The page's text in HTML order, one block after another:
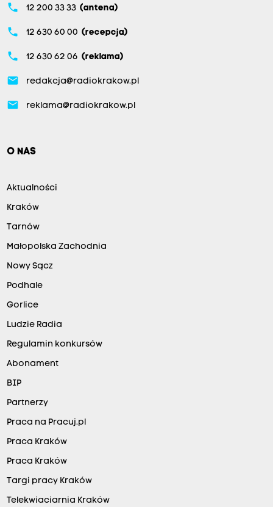
phone 12 200 33 33 (antena)
phone 12 630 60 00 (recepcja)
phone 12 630 62 06 (reklama)
email redakcja@radiokrakow.pl
email reklama@radiokrakow.pl
O NAS
Aktualności
Kraków
Tarnów
Małopolska Zachodnia
Nowy Sącz
Podhale
Gorlice
Ludzie Radia
Regulamin konkursów
Abonament
BIP
Partnerzy
Praca na Pracuj.pl
Praca Kraków
Praca Kraków
Targi pracy Kraków
Telekwiaciarnia Kraków